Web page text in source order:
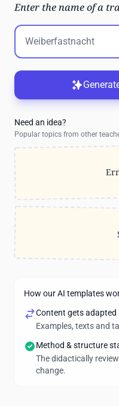
Enter the name of a
Need an idea?
Popular topics from other
How our AI templates
Content gets adapted
Examples, texts and
Method & structure
The didactically
change.